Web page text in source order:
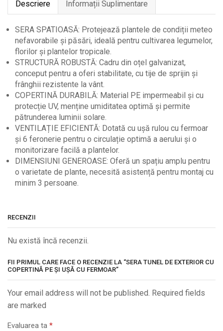
Ușă
cu
Fermoar
Descriere Informații Suplimentare
SERA SPATIOASĂ: Protejează plantele de condiții meteo
nefavorabile și păsări, ideală pentru cultivarea legumelor,
florilor și plantelor tropicale.
STRUCTURĂ ROBUSTĂ: Cadru din oțel galvanizat,
conceput pentru a oferi stabilitate, cu tije de sprijin și
frânghii rezistente la vânt.
COPERTINĂ DURABILĂ: Material PE impermeabil și cu
protecție UV, menține umiditatea optimă și permite
pătrunderea luminii solare.
VENTILAȚIE EFICIENTĂ: Dotată cu ușă rulou cu fermoar
și 6 feronerie pentru o circulație optimă a aerului și o
monitorizare facilă a plantelor.
DIMENSIUNI GENEROASE: Oferă un spațiu amplu pentru
o varietate de plante, necesită asistență pentru montaj cu
minim 3 persoane.
RECENZII
Nu există încă recenzii.
FII PRIMUL CARE FACE O RECENZIE LA “SERA TUNEL DE EXTERIOR CU
COPERTINĂ PE ȘI UȘĂ CU FERMOAR”
Your email address will not be published. Required fields
are marked
Evaluarea ta *